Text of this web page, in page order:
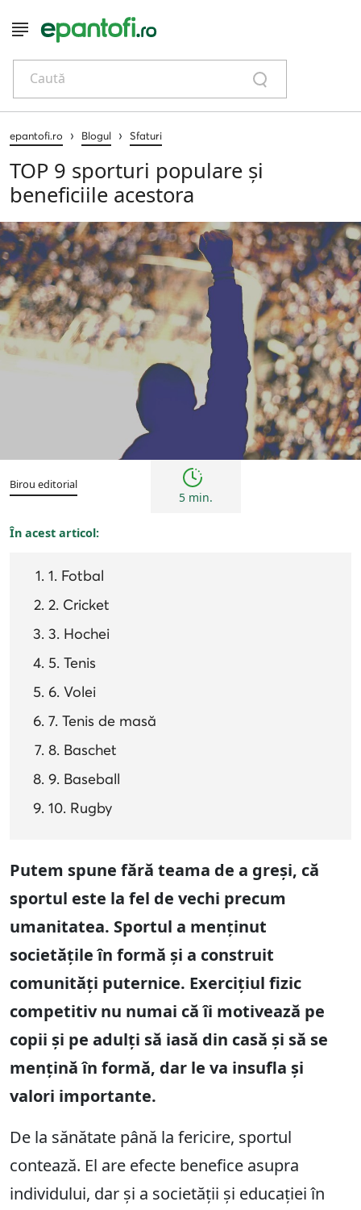
Caută
epantofi.ro › Blogul › Sfaturi
TOP 9 sporturi populare și
beneficiile acestora
Sfaturi
Birou editorial
5 min.
În acest articol:
1. Fotbal
2. Cricket
3. Hochei
5. Tenis
6. Volei
7. Tenis de masă
8. Baschet
9. Baseball
10. Rugby
Putem spune fără teama de a greși, că
sportul este la fel de vechi precum
umanitatea. Sportul a menținut
societățile în formă și a construit
comunități puternice. Exercițiul fizic
competitiv nu numai că îi motivează pe
copii și pe adulți să iasă din casă și să se
mențină în formă, dar le va insufla și
valori importante.
De la sănătate până la fericire, sportul
contează. El are efecte benefice asupra
individului, dar și a societății și educației în